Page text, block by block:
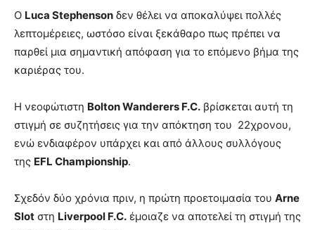
Ο Luca Stephenson δεν θέλει να αποκαλύψει πολλές
λεπτομέρειες, ωστόσο είναι ξεκάθαρο πως πρέπει να
παρθεί μια σημαντική απόφαση για το επόμενο βήμα της
καριέρας του.
Η νεοφώτιστη Bolton Wanderers F.C. βρίσκεται αυτή τη
στιγμή σε συζητήσεις για την απόκτηση του 22χρονου,
ενώ ενδιαφέρον υπάρχει και από άλλους συλλόγους
της EFL Championship.
Σχεδόν δύο χρόνια πριν, η πρώτη προετοιμασία του Arne
Slot στη Liverpool F.C. έμοιαζε να αποτελεί τη στιγμή της